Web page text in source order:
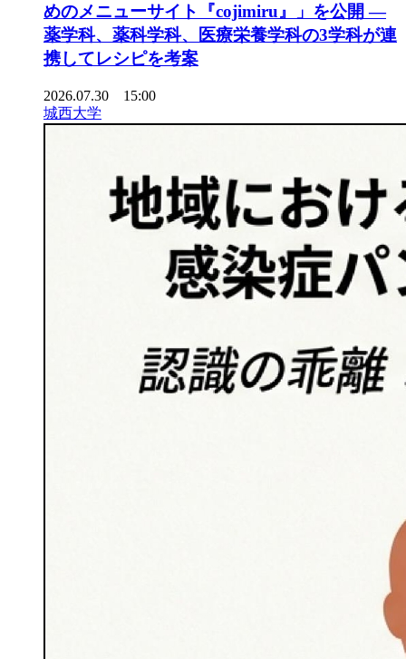
めのメニューサイト『cojimiru』」を公開 ―
薬学科、薬科学科、医療栄養学科の3学科が連
携してレシピを考案
2026.07.30 15:00
城西大学